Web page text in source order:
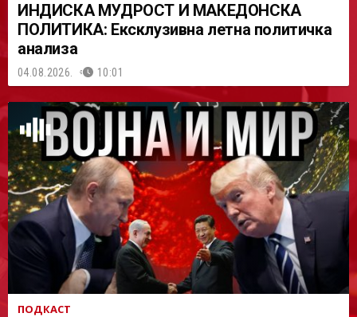
ИНДИСКА МУДРОСТ И МАКЕДОНСКА
ПОЛИТИКА: Ексклузивна летна политичка
анализа
04.08.2026. 10:01
ПОДКАСТ